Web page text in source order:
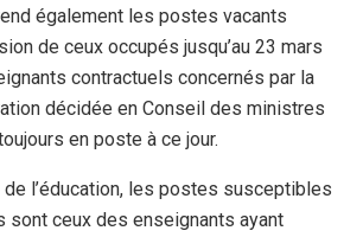
également les postes vacants
de ceux occupés jusqu’au 23 mars
contractuels concernés par la
décidée en Conseil des ministres
en poste à ce jour.
l’éducation, les postes susceptibles
sont ceux des enseignants ayant